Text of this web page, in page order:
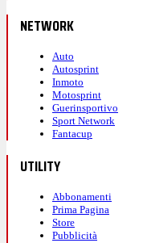
NETWORK
Auto
Autosprint
Inmoto
Motosprint
Guerinsportivo
Sport Network
Fantacup
UTILITY
Abbonamenti
Prima Pagina
Store
Pubblicità